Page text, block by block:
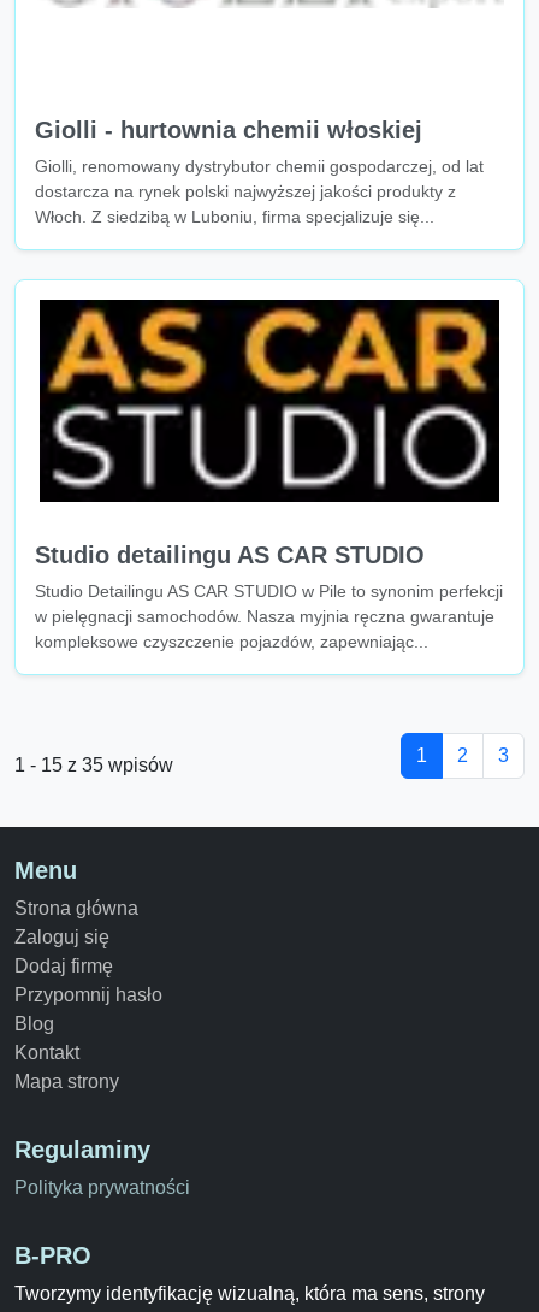
Giolli - hurtownia chemii włoskiej
Giolli, renomowany dystrybutor chemii gospodarczej, od lat
dostarcza na rynek polski najwyższej jakości produkty z
Włoch. Z siedzibą w Luboniu, firma specjalizuje się...
Studio detailingu AS CAR STUDIO
Studio Detailingu AS CAR STUDIO w Pile to synonim perfekcji
w pielęgnacji samochodów. Nasza myjnia ręczna gwarantuje
kompleksowe czyszczenie pojazdów, zapewniając...
1 - 15 z 35 wpisów 1 2 3
Menu
Strona główna
Zaloguj się
Dodaj firmę
Przypomnij hasło
Blog
Kontakt
Mapa strony
Regulaminy
Polityka prywatności
B-PRO
Tworzymy identyfikację wizualną, która ma sens, strony